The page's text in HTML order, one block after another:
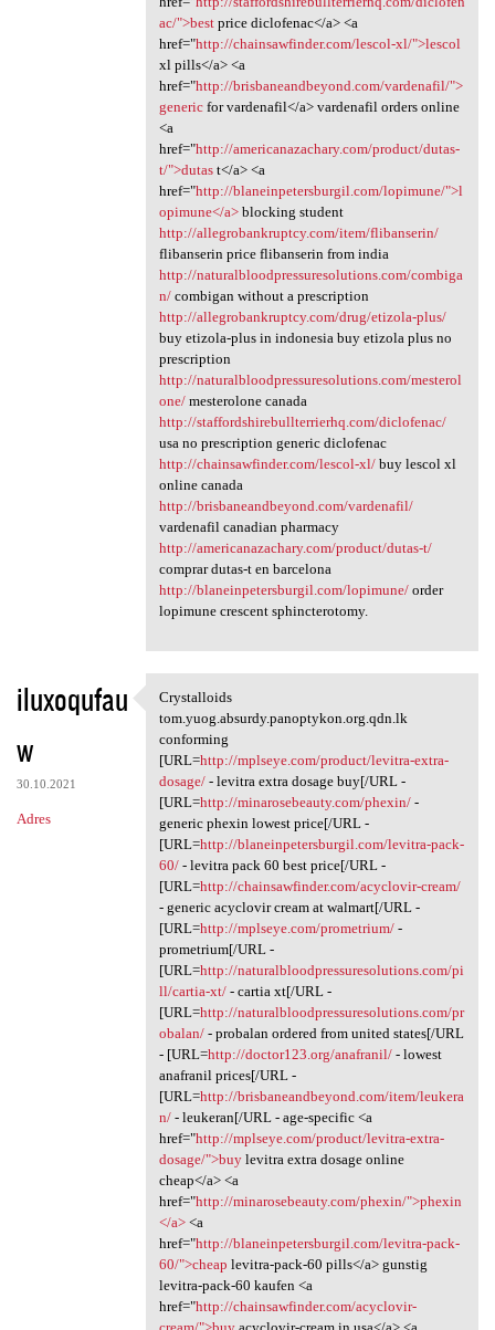
ac/">bestprice diclofenac</a> <a
href="http://chainsawfinder.com/lescol-xl/">lescol
xl pills</a> <a
href="http://brisbaneandbeyond.com/vardenafil/">
genericfor vardenafil</a> vardenafil orders online
<a
href="http://americanazachary.com/product/dutas-
t/">dutast</a> <a
href="http://blaneinpetersburgil.com/lopimune/">l
opimune</a>blocking student
http://allegrobankruptcy.com/item/flibanserin/
flibanserin price flibanserin from india
http://naturalbloodpressuresolutions.com/combiga
n/combigan without a prescription
http://allegrobankruptcy.com/drug/etizola-plus/
buy etizola-plus in indonesia buy etizola plus no
prescription
http://naturalbloodpressuresolutions.com/mesterol
one/mesterolone canada
http://staffordshirebullterrierhq.com/diclofenac/
usa no prescription generic diclofenac
http://chainsawfinder.com/lescol-xl/buy lescol xl
online canada
http://brisbaneandbeyond.com/vardenafil/
vardenafil canadian pharmacy
http://americanazachary.com/product/dutas-t/
comprar dutas-t en barcelona
http://blaneinpetersburgil.com/lopimune/order
lopimune crescent sphincterotomy.
iluxoqufau
w
30.10.2021
Adres
Crystalloids tom.yuog.absurdy
Crystalloids
tom.yuog.absurdy.panoptykon.org.qdn.lk
conforming
[URL=http://mplseye.com/product/levitra-extra-
dosage/- levitra extra dosage buy[/URL -
[URL=http://minarosebeauty.com/phexin/-
generic phexin lowest price[/URL -
[URL=http://blaneinpetersburgil.com/levitra-pack-
60/- levitra pack 60 best price[/URL -
[URL=http://chainsawfinder.com/acyclovir-cream/
- generic acyclovir cream at walmart[/URL -
[URL=http://mplseye.com/prometrium/-
prometrium[/URL -
[URL=http://naturalbloodpressuresolutions.com/pi
ll/cartia-xt/- cartia xt[/URL -
[URL=http://naturalbloodpressuresolutions.com/pr
obalan/- probalan ordered from united states[/URL
- [URL=http://doctor123.org/anafranil/- lowest
anafranil prices[/URL -
[URL=http://brisbaneandbeyond.com/item/leukera
n/- leukeran[/URL - age-specific <a
href="http://mplseye.com/product/levitra-extra-
dosage/">buylevitra extra dosage online
cheap</a> <a
href="http://minarosebeauty.com/phexin/">phexin
</a><a
href="http://blaneinpetersburgil.com/levitra-pack-
60/">cheap levitra-pack-60 pills</a> gunstig
levitra-pack-60 kaufen <a
href="http://chainsawfinder.com/acyclovir-